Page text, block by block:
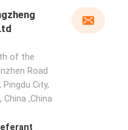
of the
Road
Pingdu City,
China ,China